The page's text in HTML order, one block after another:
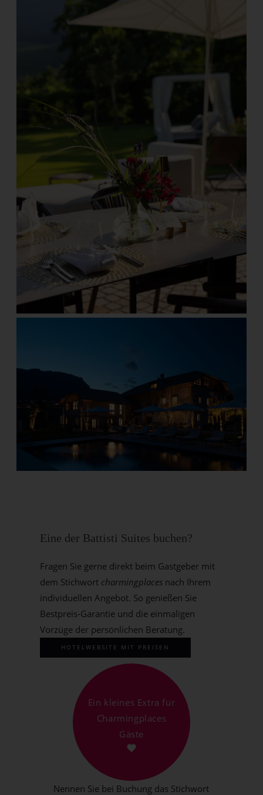
Eine der Battisti Suites buchen?
Fragen Sie gerne direkt beim Gastgeber mit
dem Stichwort charmingplaces nach Ihrem
individuellen Angebot. So genießen Sie
Bestpreis-Garantie und die einmaligen
Vorzüge der persönlichen Beratung.
HOTELWEBSITE MIT PREISEN
Ein kleines Extra für
Charmingplaces
Gäste
Nennen Sie bei Buchung das Stichwort